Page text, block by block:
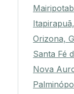
Orizona,
Santa Fé
Nova